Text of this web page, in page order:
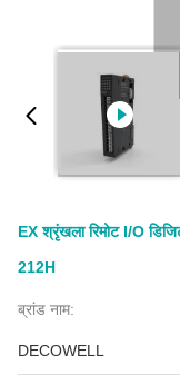
EX श्रृंखला रिमोट I/O
212H
ब्रांड नाम:
DECOWELL